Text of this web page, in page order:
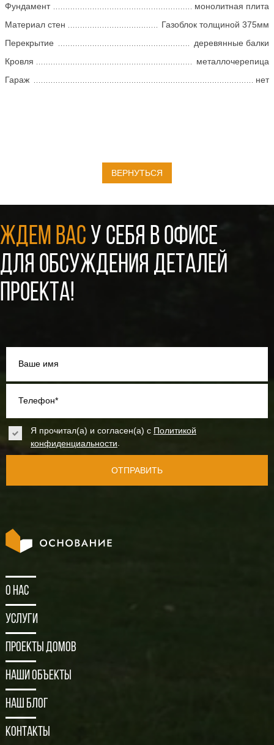
Фундамент
монолитная плита
Материал стен
Газоблок толщиной 375мм
Перекрытие
деревянные балки
Кровля
металлочерепица
Гараж
нет
ВЕРНУТЬСЯ
ЖДЕМ ВАС У СЕБЯ В ОФИСЕ
ДЛЯ ОБСУЖДЕНИЯ ДЕТАЛЕЙ
ПРОЕКТА!
Ваше имя
Телефон*
Я прочитал(а) и согласен(а) с Политикой
конфиденциальности
ОТПРАВИТЬ
О нас
Услуги
Проекты домов
Наши объекты
Наш блог
Контакты